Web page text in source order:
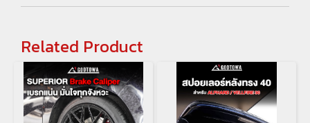
Related Product